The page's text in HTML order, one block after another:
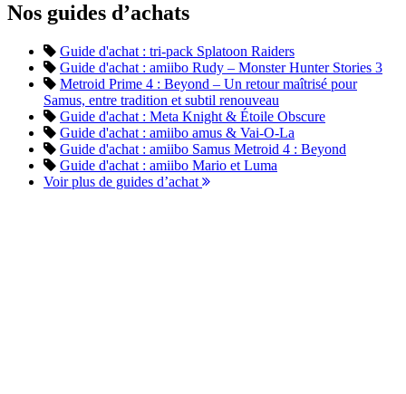
Nos guides d’achats
Guide d'achat : tri-pack Splatoon Raiders
Guide d'achat : amiibo Rudy – Monster Hunter Stories 3
Metroid Prime 4 : Beyond – Un retour maîtrisé pour
Samus, entre tradition et subtil renouveau
Guide d'achat : Meta Knight & Étoile Obscure
Guide d'achat : amiibo amus & Vai-O-La
Guide d'achat : amiibo Samus Metroid 4 : Beyond
Guide d'achat : amiibo Mario et Luma
Voir plus de guides d’achat